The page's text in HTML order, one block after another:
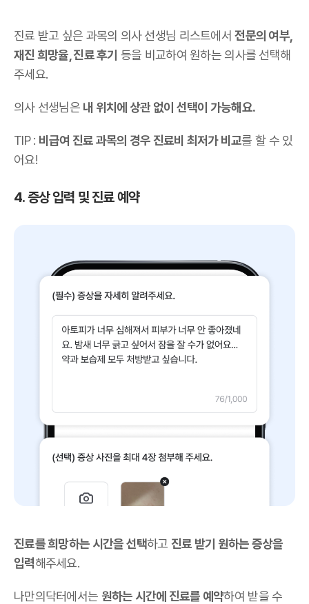
진료 받고 싶은 과목의 의사 선생님 리스트에서전문의 여부,
재진 희망율, 진료 후기 등을 비교하여 원하는 의사를 선택해
주세요.
의사 선생님은 내 위치에 상관 없이 선택이 가능해요.
TIP : 비급여 진료 과목의 경우 진료비 최저가 비교를 할 수 있
어요!
4. 증상 입력 및 진료 예약
진료를 희망하는 시간을 선택하고 진료 받기 원하는 증상을
입력해주세요.
나만의닥터에서는 원하는 시간에 진료를 예약하여 받을 수